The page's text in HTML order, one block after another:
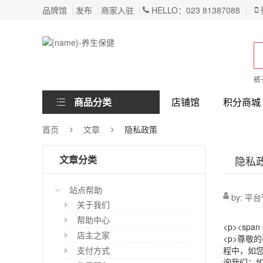
品牌馆 发布 商家入驻 HELLO：023 81387088
裤
店铺馆 积分商城
商品分类
首页 文章 隐私政策
文章分类
站点帮助
关于我们
帮助中心
店主之家
支付方式
隐私
by: 平台
<p><span style="font-size:36px">隐私政策和服务协议</span></p> <p>&nbsp;</p> <p><span style="font-size:36px">隐私政策：</span></p> <p>尊敬的养生保健用户：请仔细阅读《养生保健隐私政策》（尤其是加粗或红色字体的内容）并确定了解我们对您个人信息的处理规则。阅读过程中，如您有任何疑问，可通过《<span style="font-family:sans-serif,arial,verdana,trebuchet ms">养生保健隐私政策</span>》中的联系方式咨询我们；如您不同意《<span style="font-family:sans-serif,arial,verdana,trebuchet ms">养生保健隐私政策</span>》中的任何条款，您应立即停止访问或使用本软件。</p> <p>&nbsp;</p> <p>版本生效日期：2024年8月14日</p> <p>引言</p> <p>重庆搜骑网络科技有限公司（以下简称&ldquo;我们 &rdquo;）非常重视用户的隐私和个人信息保护。您在使用我们的产品与/或服务时，我们可能会收集和使用您的相关信息。我们希望通过《养生保健隐私政策》（以下简称&ldquo;本隐私政策&rdquo;）向您说明在您使用我们的产品与/或服务时，我们如何收集、使用、保存、共享和转让这些信息，以及我们为您提供的访问、更新、删除和保护这些信息的方式。</p> <p>本隐私政策将帮助您了解以下内容：</p> <p>一、我们如何收集和使用您的个人信息</p> <p>二、我们使用的第三方SDK收集您个人信息的情形</p> <p>三、我们如何使用 Cookies 和同类技术</p> <p>四、我们如何共享、转让、公开披露您的